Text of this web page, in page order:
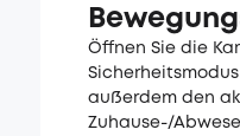
Öffnen Sie die
außerdem den
Zuhause-/